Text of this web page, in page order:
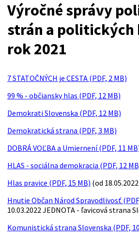
Výročné správy
strán a politických
rok 2021
7 STATOČNÝCH je CESTA (PDF, 2 MB)
99 % - občiansky hlas (PDF, 12 MB)
Demokrati Slovenska (PDF, 12 MB)
Demokratická strana (PDF, 3 MB)
DOBRÁ VOĽBA a Umiernení (PDF, 11
HLAS - sociálna demokracia (PDF, 12
Hlas pravice (PDF, 15 MB) (od
Hnutie Občan Národ Spravodlivosť
10.03.2022 JEDNOTA - ľavicová strana
Komunistická strana Slovenska (PDF,